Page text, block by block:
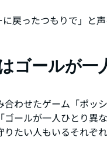
戻ったつもりで」と
ゴールが一
わせたゲーム「ポッシ
ールが一人ひとり異
たい人もいるそれぞ